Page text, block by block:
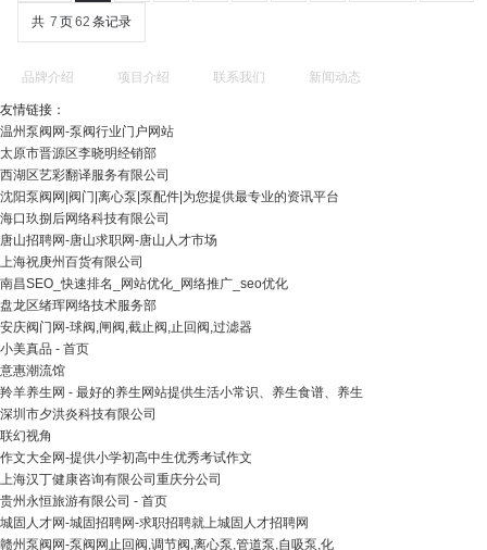
共 7 页62 条记录
品牌介绍 项目介绍 联系我们 新闻动态
友情链接：
温州泵阀网-泵阀行业门户网站
太原市晋源区李晓明经销部
西湖区艺彩翻译服务有限公司
沈阳泵阀网|阀门|离心泵|泵配件|为您提供最专业的资讯平台
海口玖捌后网络科技有限公司
唐山招聘网-唐山求职网-唐山人才市场
上海祝庚州百货有限公司
南昌SEO_快速排名_网站优化_网络推广_seo优化
盘龙区绪珲网络技术服务部
安庆阀门网-球阀,闸阀,截止阀,止回阀,过滤器
小美真品 - 首页
意惠潮流馆
羚羊养生网 - 最好的养生网站提供生活小常识、养生食谱、养生
深圳市夕洪炎科技有限公司
联幻视角
作文大全网-提供小学初高中生优秀考试作文
上海汉丁健康咨询有限公司重庆分公司
贵州永恒旅游有限公司 - 首页
城固人才网-城固招聘网-求职招聘就上城固人才招聘网
赣州泵阀网-泵阀网止回阀,调节阀,离心泵,管道泵,自吸泵,化